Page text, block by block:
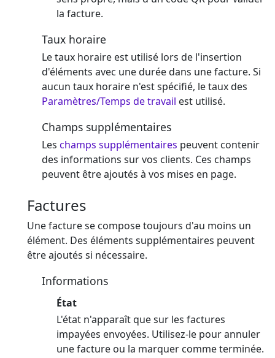
la facture.
Taux horaire
Le taux horaire est utilisé lors de l'insertion
d'éléments avec une durée dans une facture. Si
aucun taux horaire n'est spécifié, le taux des
Paramètres/Temps de travail est utilisé.
Champs supplémentaires
Les champs supplémentaires peuvent contenir
des informations sur vos clients. Ces champs
peuvent être ajoutés à vos mises en page.
Factures
Une facture se compose toujours d'au moins un
élément. Des éléments supplémentaires peuvent
être ajoutés si nécessaire.
Informations
État
L'état n'apparaît que sur les factures
impayées envoyées. Utilisez-le pour annuler
une facture ou la marquer comme terminée.